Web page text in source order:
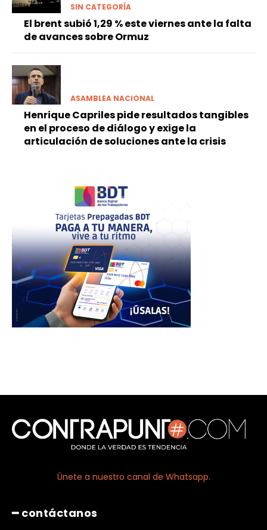
SIN CATEGORÍA
El brent subió 1,29 % este viernes ante la falta
de avances sobre Ormuz
ASAMBLEA NACIONAL
Henrique Capriles pide resultados tangibles
en el proceso de diálogo y exige la
articulación de soluciones ante la crisis
Únete a nuestro canal de Whatsapp.
━ contáctanos